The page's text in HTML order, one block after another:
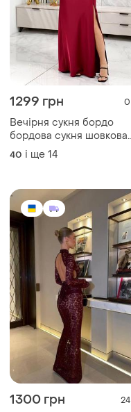
1299 грн 0
Вечірня сукня бордо
бордова сукня шовкова
сукня бордо довга сукня
бургунді
40 і ще 14
1300 грн 24